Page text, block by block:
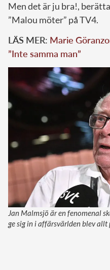
Men det är ju bra!,
”Malou möter” på TV4.
LÄS MER: Marie
”Inte samma man”
Jan Malmsjö är en fenomenal
ge sig in i affärsvärlden blev